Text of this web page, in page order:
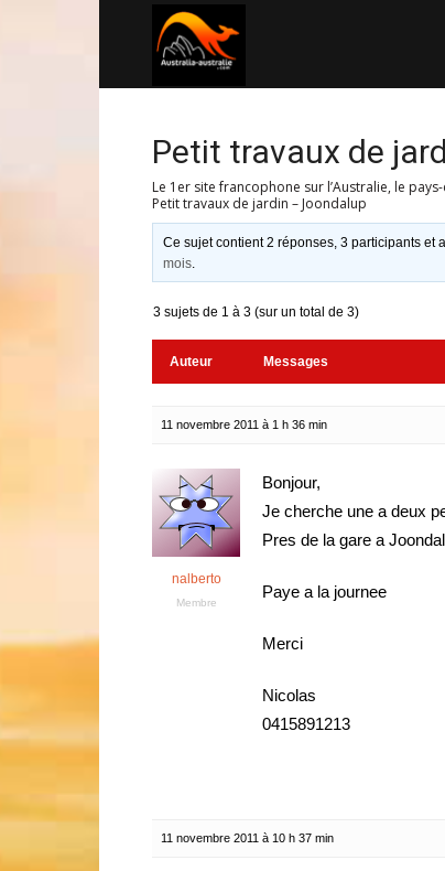
Petit travaux de
Le 1er site francophone sur l’Australie, le
Petit travaux de jardin – Joondalup
Ce sujet contient 2 réponses, 3 participants et
mois.
3 sujets de 1 à 3 (sur un total de 3)
Auteur Messages
11 novembre 2011 à 1 h 36 min
nalberto
Membre
Bonjour,
Je cherche une a deux
Pres de la gare a
Paye a la journee
Merci
Nicolas
0415891213
11 novembre 2011 à 10 h 37 min